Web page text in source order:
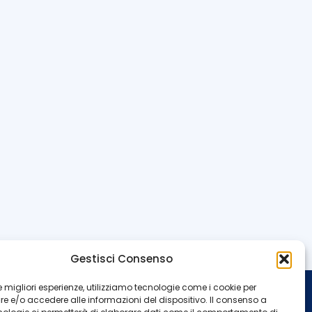
Gestisci Consenso
migliori esperienze, utilizziamo tecnologie come i cookie per
e/o accedere alle informazioni del dispositivo. Il consenso a
INFO